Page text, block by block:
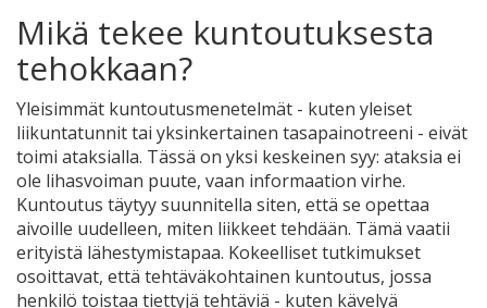
Mikä tekee kuntoutuksesta
tehokkaan?
Yleisimmät kuntoutusmenetelmät - kuten yleiset
liikuntatunnit tai yksinkertainen tasapainotreeni - eivät
toimi ataksialla. Tässä on yksi keskeinen syy: ataksia ei
ole lihasvoiman puute, vaan informaation virhe.
Kuntoutus täytyy suunnitella siten, että se opettaa
aivoille uudelleen, miten liikkeet tehdään. Tämä vaatii
erityistä lähestymistapaa. Kokeelliset tutkimukset
osoittavat, että tehtäväkohtainen kuntoutus, jossa
henkilö toistaa tiettyjä tehtäviä - kuten kävelyä